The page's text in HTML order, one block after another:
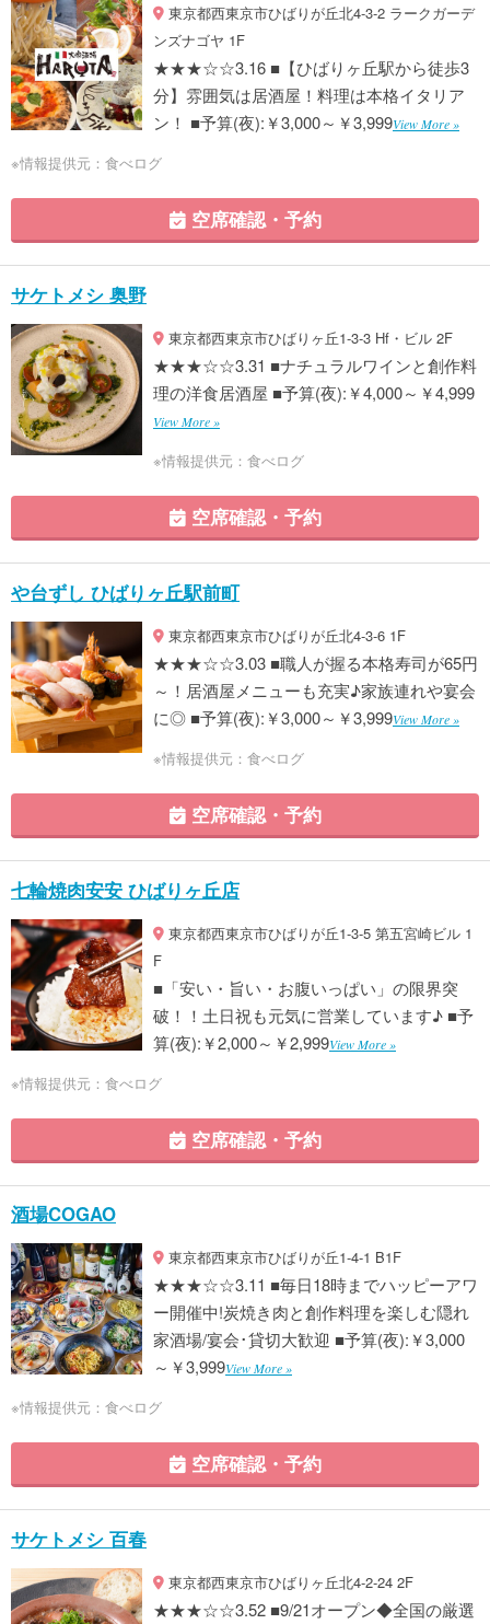
東京都西東京市ひばりが丘北4-3-2 ラークガーデ
ンズナゴヤ 1F
★★★☆☆3.16 ■【ひばりヶ丘駅から徒歩3
分】雰囲気は居酒屋！料理は本格イタリア
ン！ ■予算(夜):￥3,000～￥3,999View More »
※情報提供元：食べログ
空席確認・予約
サケトメシ 奥野
東京都西東京市ひばりヶ丘1-3-3 Hf・ビル 2F
★★★☆☆3.31 ■ナチュラルワインと創作料
理の洋食居酒屋 ■予算(夜):￥4,000～￥4,999
View More »
※情報提供元：食べログ
空席確認・予約
や台ずし ひばりヶ丘駅前町
東京都西東京市ひばりが丘北4-3-6 1F
★★★☆☆3.03 ■職人が握る本格寿司が65円
～！居酒屋メニューも充実♪家族連れや宴会
に◎ ■予算(夜):￥3,000～￥3,999View More »
※情報提供元：食べログ
空席確認・予約
七輪焼肉安安 ひばりヶ丘店
東京都西東京市ひばりが丘1-3-5 第五宮崎ビル 1
F
■「安い・旨い・お腹いっぱい」の限界突
破！！土日祝も元気に営業しています♪ ■予
算(夜):￥2,000～￥2,999View More »
※情報提供元：食べログ
空席確認・予約
酒場COGAO
東京都西東京市ひばりが丘1-4-1 B1F
★★★☆☆3.11 ■毎日18時までハッピーアワ
ー開催中!炭焼き肉と創作料理を楽しむ隠れ
家酒場/宴会･貸切大歓迎 ■予算(夜):￥3,000
～￥3,999View More »
※情報提供元：食べログ
空席確認・予約
サケトメシ 百春
東京都西東京市ひばりヶ丘北4-2-24 2F
★★★☆☆3.52 ■9/21オープン◆全国の厳選